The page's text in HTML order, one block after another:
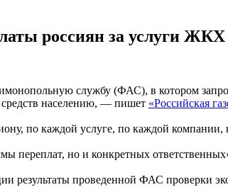
россиян за услуги ЖКХ
службу (ФАС), в котором
средств населению, — пишет «Российская
по каждой услуге, по каждой компании,
переплат, но и конкретных
результаты проведенной ФАС проверки